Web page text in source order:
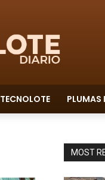
TECNOLOTE PLUMAS
MOST